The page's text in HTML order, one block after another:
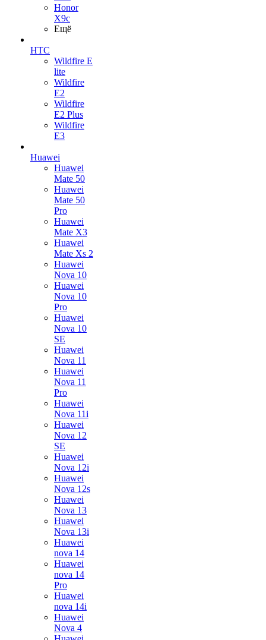
Honor
X9c
Ещё
HTC
Wildfire E
lite
Wildfire
E2
Wildfire
E2 Plus
Wildfire
E3
Huawei
Huawei
Mate 50
Huawei
Mate 50
Pro
Huawei
Mate X3
Huawei
Mate Xs 2
Huawei
Nova 10
Huawei
Nova 10
Pro
Huawei
Nova 10
SE
Huawei
Nova 11
Huawei
Nova 11
Pro
Huawei
Nova 11i
Huawei
Nova 12
SE
Huawei
Nova 12i
Huawei
Nova 12s
Huawei
Nova 13
Huawei
Nova 13i
Huawei
nova 14
Huawei
nova 14
Pro
Huawei
nova 14i
Huawei
Nova 4